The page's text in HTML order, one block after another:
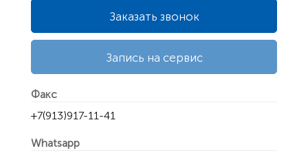
Заказать звонок
Запись на сервис
Факс
+7(913)917-11-41
Whatsapp